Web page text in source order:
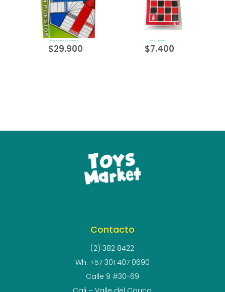
Parques de 6 y 4 Puestos
$29.900
Juego Ajedrez
$7.400
Contacto
(2) 382 8422
Wh: +57 301 407 0690
Calle 9 #30-69